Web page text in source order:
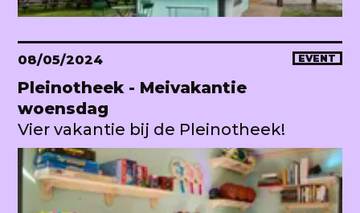
08/05/2024 EVENT
Pleinotheek - Meivakantie
woensdag
Vier vakantie bij de Pleinotheek!